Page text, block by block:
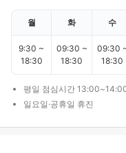
월 화 수
9:30 ~
18:30
09:30 ~
18:30
09:30
18:30
평일 점심시간
일요일·공휴일 휴진